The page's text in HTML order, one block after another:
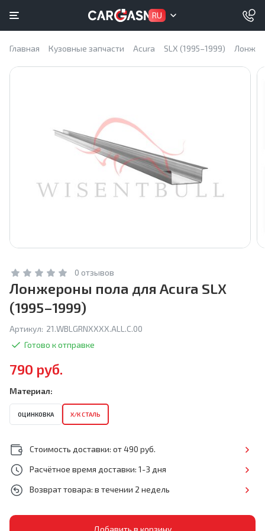
RU
Главная Кузовные запчасти Acura SLX (1995–1999)
0 отзывов
Лонжероны пола для Acura SLX
(1995–1999)
Артикул: 21.WBLGRNXXXX.ALL.C.00
Готово к отправке
790 руб.
Материал:
ОЦИНКОВКА Х/К СТАЛЬ
Стоимость доставки: от 490 руб.
Расчётное время доставки: 1-3 дня
Возврат товара: в течении 2 недель